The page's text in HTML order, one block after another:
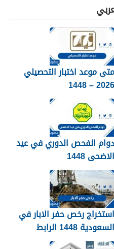
متى موعد اختبار التحصيلي
2026 – 1448
دوام الفحص الدوري في عيد
الاضحى 1448
استخراج رخص حفر الابار في
السعودية 1448 الرابط
والشروط بالتفصيل